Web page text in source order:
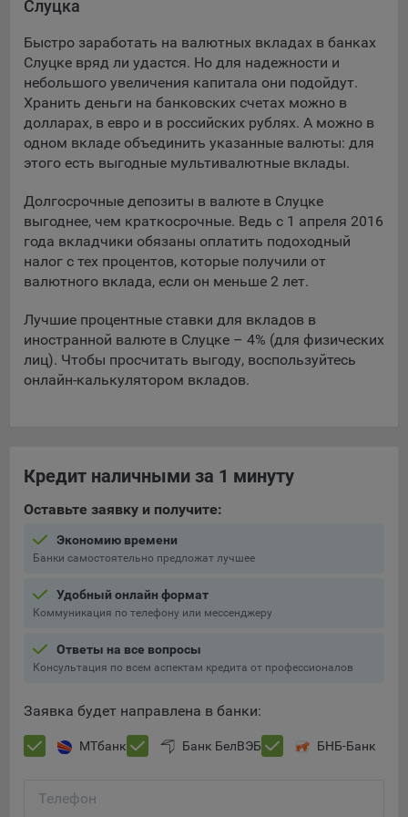
Подобные функции улучшают условия работы
9.3. Файлы cookie предпочтений, например, для настройки
контента. Данные файлы cookie собирают информацию о
выборе пользователя на сайте и его предпочтениях и
позволяют Обществу «запомнить» информацию о
выбранном пользователем городе и других местных
настройках для того, чтобы соответствующим образом
9.4. Аналитические файлы cookie, например
Яндекс.Метрика, Google Analytics. Данные файлы cookie
собирают информацию о том, как пользователь
использовал сайты, и позволяют Обществу вносить в них
улучшения.
Аналитические файлы cookie показывают, какие страницы
сайта Общества посещаются чаще всего, помогают
выявлять трудности, возникающие при использовании
сайта, а также позволяют оценить эффективность
9.5. Файлы cookie, применяемые для определения целевой
аудитории и в рекламных целях, например Яндекс.Метрика,
Технические/Функциональные, хранятся не более года;
Необходимые для функционирования веб-аналитических
платформ «Google Analytics», «Яндекс.Метрика»
передаются третьим лицам, часть из которых хранятся во
время пользования сайтом;
Остальные - не более года.
Отключение аналитических файлов cookie не позволяет
определять предпочтения пользователей сайта, в том числе
меры по совершенствованию работы сайта исходя из
Слуцка
Быстро заработать на валютных вкладах в банках
Слуцке вряд ли удастся. Но для надежности и
небольшого увеличения капитала они подойдут.
Хранить деньги на банковских счетах можно в
долларах, в евро и в российских рублях. А можно в
одном вкладе объединить указанные валюты: для
этого есть выгодные мультивалютные вклады.
Долгосрочные депозиты в валюте в Слуцке
выгоднее, чем краткосрочные. Ведь с 1 апреля 2016
года вкладчики обязаны оплатить подоходный
налог с тех процентов, которые получили от
валютного вклада, если он меньше 2 лет.
Лучшие процентные ставки для вкладов в
иностранной валюте в Слуцке – 4% (для физических
лиц). Чтобы просчитать выгоду, воспользуйтесь
онлайн-калькулятором вкладов.
Кредит наличными за 1 минуту
Оставьте заявку и получите:
Экономию времени
Банки самостоятельно предложат лучшее
Удобный онлайн формат
Коммуникация по телефону или мессенджеру
Ответы на все вопросы
Консультация по всем аспектам кредита от профессионалов
Заявка будет направлена в банки:
МТбанк Банк БелВЭБ БНБ-Банк
Телефон